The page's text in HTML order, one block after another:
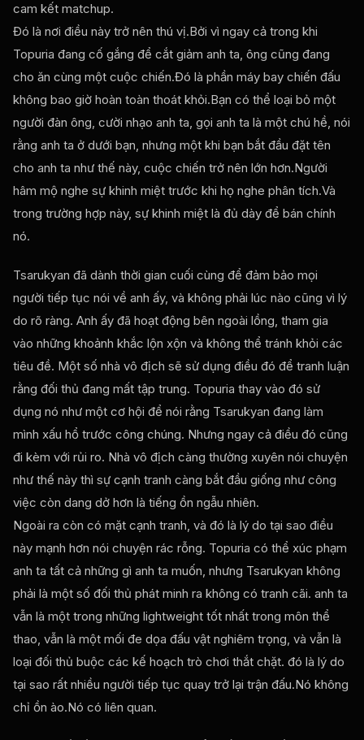
cam kết matchup.
Đó là nơi điều này trở nên thú vị.Bởi vì ngay cả trong khi
Topuria đang cố gắng để cắt giảm anh ta, ông cũng đang
cho ăn cùng một cuộc chiến.Đó là phần máy bay chiến đấu
không bao giờ hoàn toàn thoát khỏi.Bạn có thể loại bỏ một
người đàn ông, cười nhạo anh ta, gọi anh ta là một chú hề, nói
rằng anh ta ở dưới bạn, nhưng một khi bạn bắt đầu đặt tên
cho anh ta như thế này, cuộc chiến trở nên lớn hơn.Người
hâm mộ nghe sự khinh miệt trước khi họ nghe phân tích.Và
trong trường hợp này, sự khinh miệt là đủ dày để bán chính
nó.
Tsarukyan đã dành thời gian cuối cùng để đảm bảo mọi
người tiếp tục nói về anh ấy, và không phải lúc nào cũng vì lý
do rõ ràng. Anh ấy đã hoạt động bên ngoài lồng, tham gia
vào những khoảnh khắc lộn xộn và không thể tránh khỏi các
tiêu đề. Một số nhà vô địch sẽ sử dụng điều đó để tranh luận
rằng đối thủ đang mất tập trung. Topuria thay vào đó sử
dụng nó như một cơ hội để nói rằng Tsarukyan đang làm
mình xấu hổ trước công chúng. Nhưng ngay cả điều đó cũng
đi kèm với rủi ro. Nhà vô địch càng thường xuyên nói chuyện
như thế này thì sự cạnh tranh càng bắt đầu giống như công
việc còn dang dở hơn là tiếng ồn ngẫu nhiên.
Ngoài ra còn có mặt cạnh tranh, và đó là lý do tại sao điều
này mạnh hơn nói chuyện rác rỗng. Topuria có thể xúc phạm
anh ta tất cả những gì anh ta muốn, nhưng Tsarukyan không
phải là một số đối thủ phát minh ra không có tranh cãi. anh ta
vẫn là một trong những lightweight tốt nhất trong môn thể
thao, vẫn là một mối đe dọa đấu vật nghiêm trọng, và vẫn là
loại đối thủ buộc các kế hoạch trò chơi thắt chặt. đó là lý do
tại sao rất nhiều người tiếp tục quay trở lại trận đấu.Nó không
chỉ ồn ào.Nó có liên quan.